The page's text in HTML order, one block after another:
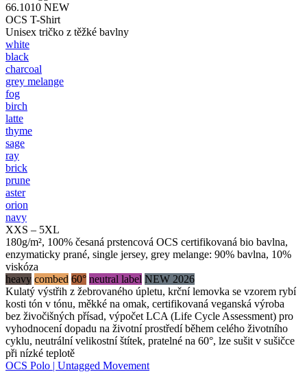
66.1010 NEW
OCS T-Shirt
Unisex tričko z těžké bavlny
white
black
charcoal
grey melange
fog
birch
latte
thyme
sage
ray
brick
prune
aster
orion
navy
XXS – 5XL
180g/m², 100% česaná prstencová OCS certifikovaná bio bavlna,
enzymaticky prané, single jersey, grey melange: 90% bavlna, 10%
viskóza
heavy combed 60° neutral label NEW 2026
Kulatý výstřih z žebrovaného úpletu, krční lemovka se vzorem rybí
kosti tón v tónu, měkké na omak, certifikovaná veganská výroba
bez živočišných přísad, výpočet LCA (Life Cycle Assessment) pro
vyhodnocení dopadu na životní prostředí během celého životního
cyklu, neutrální velikostní štítek, pratelné na 60°, lze sušit v sušičce
při nízké teplotě
OCS Polo | Untagged Movement